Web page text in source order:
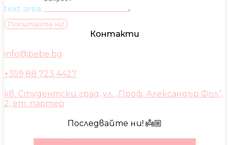
text area
Попитайте ни!
Контакти
info@bebe.bg
+359 88 723 4427
кв. Студентски град, ул. „Проф. Александър Фол“,
2, ет. партер
Последвайте ни! 👼🏼